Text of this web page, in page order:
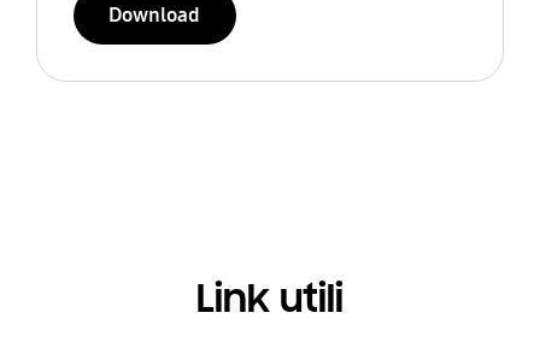
Download
Link utili